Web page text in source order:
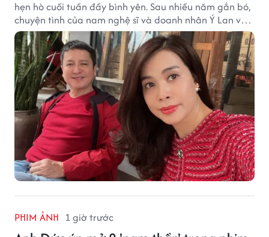
hẹn hò cuối tuần đầy bình yên. Sau nhiều năm gắn bó,
chuyện tình của nam nghệ sĩ và doanh nhân Ý Lan vẫn
nhận được sự quan tâm từ công chúng.
PHIM ẢNH 1 giờ trước